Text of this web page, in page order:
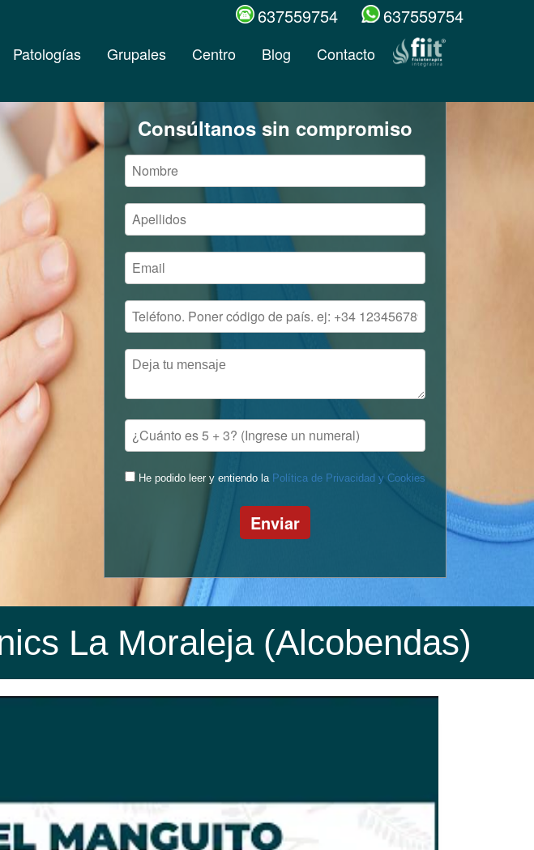
637559754 637559754
Patologías Grupales Centro Blog Contacto
Consúltanos sin compromiso
He podido leer y entiendo la Política de Privacidad y Cookies
Enviar
La Moraleja (Alcobendas)